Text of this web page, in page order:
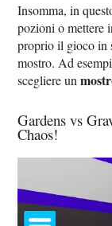
Insomma, in
pozioni o mettere
proprio il gioco in
mostro. Ad
scegliere un
Gardens vs
Chaos!